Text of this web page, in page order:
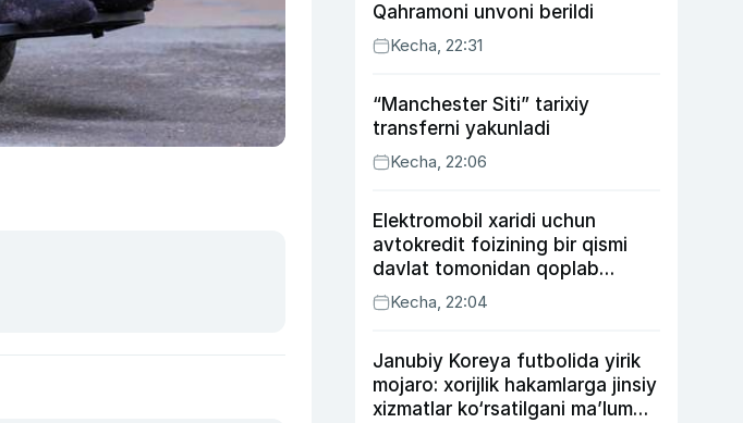
Qahramoni unvoni berildi
Kecha, 22:31
“Manchester Siti” tarixiy
transferni yakunladi
Kecha, 22:06
Elektromobil xaridi uchun
avtokredit foizining bir qismi
davlat tomonidan qoplab
berilishi mumkin
Kecha, 22:04
Janubiy Koreya futbolida yirik
mojaro: xorijlik hakamlarga jinsiy
xizmatlar ko‘rsatilgani ma’lum